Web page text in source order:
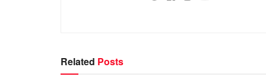
Related Posts